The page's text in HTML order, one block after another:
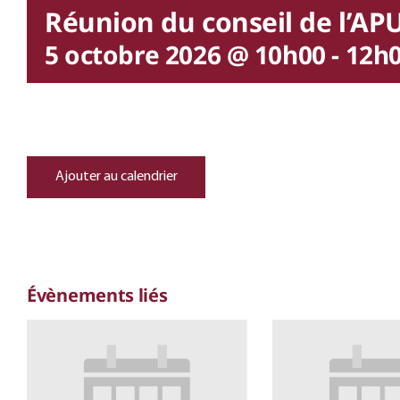
Réunion du conseil de
5 octobre 2026 @ 10h00-
Ajouter au calendrier
Évènements liés